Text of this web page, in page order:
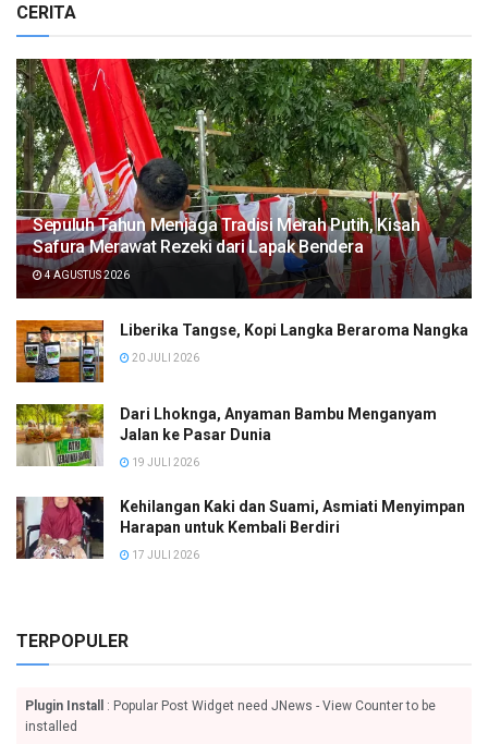
CERITA
Sepuluh Tahun Menjaga Tradisi Merah Putih, Kisah
Safura Merawat Rezeki dari Lapak Bendera
4 AGUSTUS 2026
Liberika Tangse, Kopi Langka Beraroma Nangka
20 JULI 2026
Dari Lhoknga, Anyaman Bambu Menganyam
Jalan ke Pasar Dunia
19 JULI 2026
Kehilangan Kaki dan Suami, Asmiati Menyimpan
Harapan untuk Kembali Berdiri
17 JULI 2026
TERPOPULER
Plugin Install
: Popular Post Widget need JNews - View Counter to be
installed